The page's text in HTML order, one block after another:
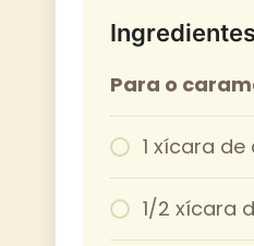
Para o
1 xícara
1/2 xícara